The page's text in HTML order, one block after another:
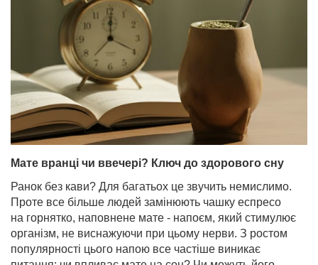
Мате вранці чи ввечері? Ключ до здорового сну
Ранок без кави? Для багатьох це звучить немислимо.
Проте все більше людей замінюють чашку еспресо
на горнятко, наповнене мате - напоєм, який стимулює
організм, не виснажуючи при цьому нерви. З ростом
популярності цього напою все частіше виникає